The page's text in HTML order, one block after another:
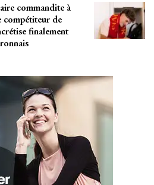
commandite à
compétiteur de
finalement